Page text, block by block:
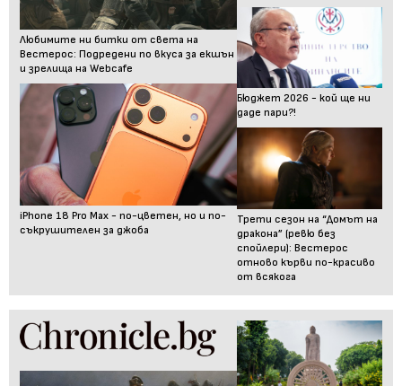
Любимите ни битки от света на
Вестерос: Подредени по вкуса за екшън
и зрелища на Webcafe
iPhone 18 Pro Max - по-цветен, но и по-
съкрушителен за джоба
Бюджет 2026 - кой ще ни
даде пари?!
Трети сезон на “Домът на
дракона” (ревю без
спойлери): Вестерос
отново кърви по-красиво
от всякога